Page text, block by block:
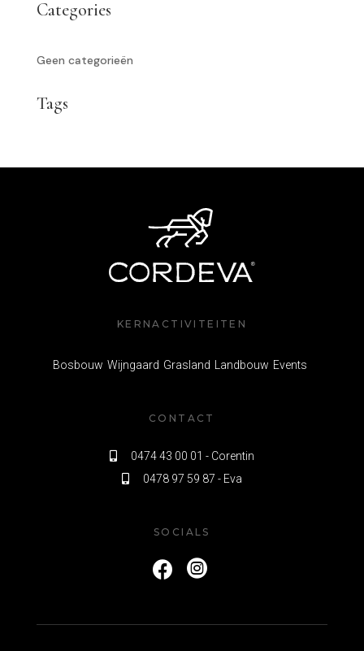
Categories
Geen categorieën
Tags
KERNACTIVITEITEN
Bosbouw Wijngaard Grasland Landbouw Events
CONTACT
0474 43 00 01 - Corentin
0478 97 59 87 - Eva
SOCIALS
 